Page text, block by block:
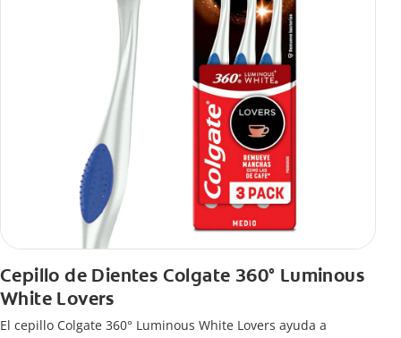
Cepillo de Dientes Colgate 360° Luminous
White Lovers
El cepillo Colgate 360° Luminous White Lovers ayuda a